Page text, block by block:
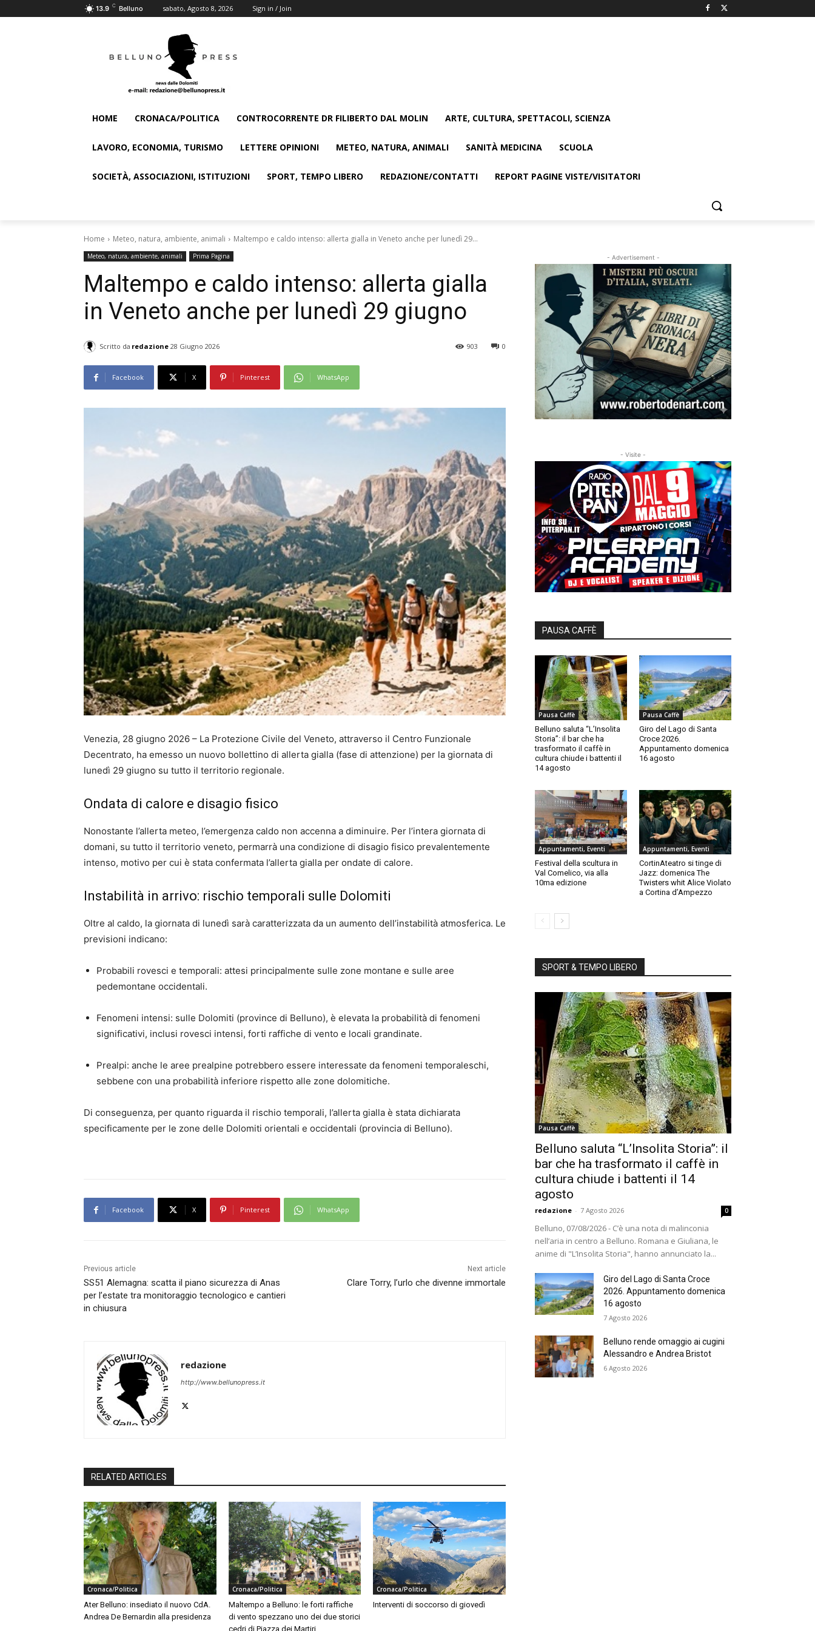
13.9 C Belluno sabato, Agosto 8, 2026 Sign in / Join
HOME CRONACA/POLITICA CONTROCORRENTE DR FILIBERTO DAL MOLIN ARTE, CULTURA, SPETTACOLI, SCIENZA
LAVORO, ECONOMIA, TURISMO LETTERE OPINIONI METEO, NATURA, ANIMALI SANITÀ MEDICINA SCUOLA
SOCIETÀ, ASSOCIAZIONI, ISTITUZIONI SPORT, TEMPO LIBERO REDAZIONE/CONTATTI REPORT PAGINE VISTE/VISITATORI
Home Meteo, natura, ambiente, animali Maltempo e caldo intenso: allerta gialla in Veneto anche per lunedì 29...
Meteo, natura, ambiente, animali Prima Pagina
Maltempo e caldo intenso: allerta gialla
in Veneto anche per lunedì 29 giugno
Scritto da redazione 28 Giugno 2026 0
903
Facebook X Pinterest WhatsApp
Venezia, 28 giugno 2026 – La Protezione Civile del Veneto, attraverso il Centro Funzionale
Decentrato, ha emesso un nuovo bollettino di allerta gialla (fase di attenzione) per la giornata di
lunedì 29 giugno su tutto il territorio regionale.
Ondata di calore e disagio fisico
Nonostante l’allerta meteo, l’emergenza caldo non accenna a diminuire. Per l’intera giornata di
domani, su tutto il territorio veneto, permarrà una condizione di disagio fisico prevalentemente
intenso, motivo per cui è stata confermata l’allerta gialla per ondate di calore.
Instabilità in arrivo: rischio temporali sulle Dolomiti
Oltre al caldo, la giornata di lunedì sarà caratterizzata da un aumento dell’instabilità atmosferica. Le
previsioni indicano:
Probabili rovesci e temporali: attesi principalmente sulle zone montane e sulle aree
pedemontane occidentali.
Fenomeni intensi: sulle Dolomiti (province di Belluno), è elevata la probabilità di fenomeni
significativi, inclusi rovesci intensi, forti raffiche di vento e locali grandinate.
Prealpi: anche le aree prealpine potrebbero essere interessate da fenomeni temporaleschi,
sebbene con una probabilità inferiore rispetto alle zone dolomitiche.
Di conseguenza, per quanto riguarda il rischio temporali, l’allerta gialla è stata dichiarata
specificamente per le zone delle Dolomiti orientali e occidentali (provincia di Belluno).
Facebook X Pinterest WhatsApp
Previous article
SS51 Alemagna: scatta il piano sicurezza di Anas
per l’estate tra monitoraggio tecnologico e cantieri
in chiusura
Next article
Clare Torry, l’urlo che divenne immortale
redazione
http://www.bellunopress.it
RELATED ARTICLES
Cronaca/Politica
Ater Belluno: insediato il nuovo CdA.
Andrea De Bernardin alla presidenza
Cronaca/Politica
Maltempo a Belluno: le forti raffiche
di vento spezzano uno dei due storici
cedri di Piazza dei Martiri
Cronaca/Politica
Interventi di soccorso di giovedì
- Advertisement -
- Visite -
PAUSA CAFFÈ
Pausa Caffè
Belluno saluta “L’Insolita
Storia”: il bar che ha
trasformato il caffè in
cultura chiude i battenti il
14 agosto
Pausa Caffè
Giro del Lago di Santa
Croce 2026.
Appuntamento domenica
16 agosto
Appuntamenti, Eventi
Festival della scultura in
Val Comelico, via alla
10ma edizione
Appuntamenti, Eventi
CortinAteatro si tinge di
Jazz: domenica The
Twisters whit Alice Violato
a Cortina d’Ampezzo
SPORT & TEMPO LIBERO
Pausa Caffè
Belluno saluta “L’Insolita Storia”: il
bar che ha trasformato il caffè in
cultura chiude i battenti il 14
agosto
redazione - 7 Agosto 2026 0
Belluno, 07/08/2026 - C’è una nota di malinconia
nell’aria in centro a Belluno. Romana e Giuliana, le
anime di "L’Insolita Storia", hanno annunciato la...
Giro del Lago di Santa Croce
2026. Appuntamento domenica
16 agosto
7 Agosto 2026
Belluno rende omaggio ai cugini
Alessandro e Andrea Bristot
6 Agosto 2026